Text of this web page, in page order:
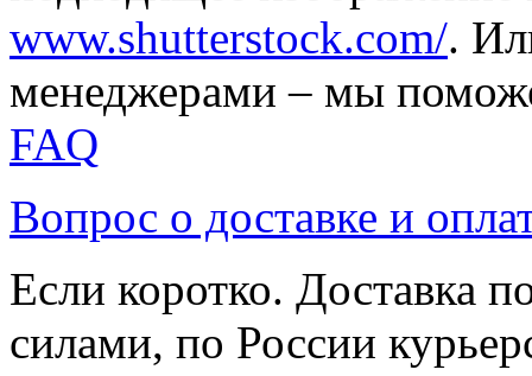
www.shutterstock.com/.
менеджерами – мы
FAQ
Вопрос о доставке и
Если коротко. Доставка
силами, по России